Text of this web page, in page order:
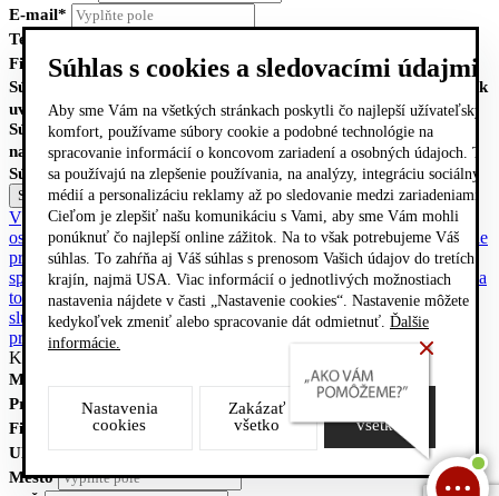
E-mail*
Telefón*
Firma
Súhlasím so
na základe podmienok
uvedených nižšie
Súhlasím so zasielaním noviniek a použitím kontaktných údajov
na marketingové účely
Súhlasím
Výhlásenie o ochrane osobných údajov Poučenie so spracovaním
osobných údajov Súhlas so spracovaním osobných údajov Poučenie
právnickej osoby so spracovaním dát a informáciíZoznam
spracovateľov Poučenie o ochrane osobných údajov pre dodávateľa
tovaru Poučenie o ochrane osobných údajov pre poskytovateľa
služieb Vyhlásenie o ochrane osobných údajov Facebook - stránka
pre fanúšikov
Kontaktovať predajcu
Meno*
Priezvisko*
Firma
Ulica, číslo
Mesto
Súhlas s cookies a sledovacími údajmi
Aby sme Vám na všetkých stránkach poskytli čo najlepší užívateľský
komfort, používame súbory cookie a podobné technológie na
spracovanie informácií o koncovom zariadení a osobných údajoch. Tie
sa používajú na zlepšenie používania, na analýzy, integráciu sociálnych
médií a personalizáciu reklamy až po sledovanie medzi zariadeniami.
Cieľom je zlepšiť našu komunikáciu s Vami, aby sme Vám mohli
ponúknuť čo najlepší online zážitok. Na to však potrebujeme Váš
súhlas. To zahŕňa aj Váš súhlas s prenosom Vašich údajov do tretích
krajín, najmä USA. Viac informácií o jednotlivých možnostiach
nastavenia nájdete v časti „Nastavenie cookies“. Nastavenie môžete
kedykoľvek zmeniť alebo spracovanie dát odmietnuť. Ďalšie
informácie.
Nastavenia
cookies
Zakázať
všetko
všetko